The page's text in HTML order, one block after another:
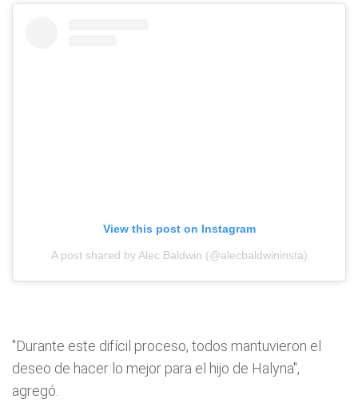
View this post on Instagram
A post shared by Alec Baldwin (@alecbaldwininsta)
"Durante este difícil proceso, todos mantuvieron el
deseo de hacer lo mejor para el hijo de Halyna",
agregó.